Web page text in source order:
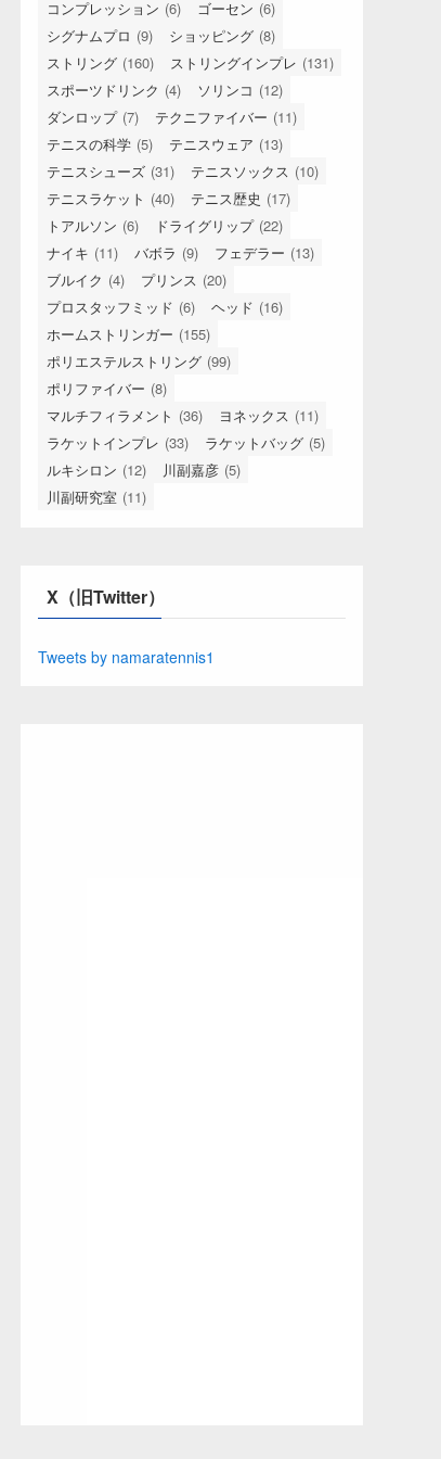
コンプレッション (6) ゴーセン (6)
シグナムプロ (9) ショッピング (8)
ストリング (160) ストリングインプレ (131)
スポーツドリンク (4) ソリンコ (12)
ダンロップ (7) テクニファイバー (11)
テニスの科学 (5) テニスウェア (13)
テニスシューズ (31) テニスソックス (10)
テニスラケット (40) テニス歴史 (17)
トアルソン (6) ドライグリップ (22)
ナイキ (11) バボラ (9) フェデラー (13)
ブルイク (4) プリンス (20)
プロスタッフミッド (6) ヘッド (16)
ホームストリンガー (155)
ポリエステルストリング (99)
ポリファイバー (8)
マルチフィラメント (36) ヨネックス (11)
ラケットインプレ (33) ラケットバッグ (5)
ルキシロン (12) 川副嘉彦 (5)
川副研究室 (11)
X（旧Twitter）
Tweets by namaratennis1